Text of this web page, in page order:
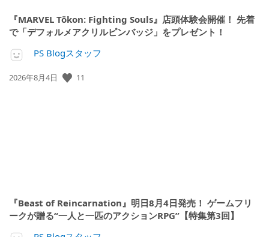
『MARVEL Tōkon: Fighting Souls』店頭体験会開催！ 先着
で「デフォルメアクリルピンバッジ」をプレゼント！
PS Blogスタッフ
公
2026年8月4日 11
『Beast of Reincarnation』明日8月4日発売！ ゲームフリ
ークが贈る“一人と一匹のアクションRPG”【特集第3回】